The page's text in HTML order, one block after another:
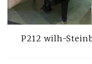
P212 wilh-